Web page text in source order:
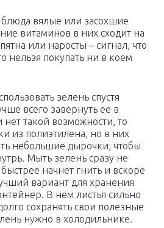
блюда вялые или засохшие
витаминов в них сходит на
или наросты – сигнал, что
нельзя покупать ни в коем
зелень спустя
всего завернуть ее в
нет такой возможности, то
из полиэтилена, но в них
небольшие дырочки, чтобы
Мыть зелень сразу не
быстрее начнет гнить и вскоре
вариант для хранения
В нем листья сильно
сохранять свои полезные
нужно в холодильнике.